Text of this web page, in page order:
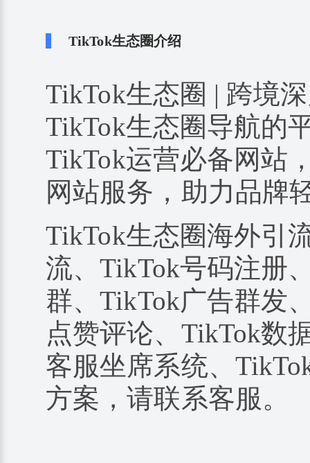
TikTok生态圈介绍
TikTok生态圈 | 跨境
TikTok生态圈导航的
TikTok运营必备网站
网站服务，助力品牌
TikTok生态圈海外引
流、TikTok号码注册
群、TikTok广告群发
点赞评论、TikTok数
客服坐席系统、
方案，请联系客服。